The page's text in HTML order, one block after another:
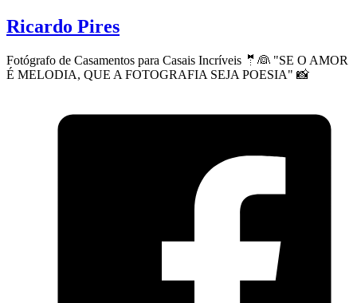
Ricardo Pires
Fotógrafo de Casamentos para Casais Incríveis 🤵👰 "SE O AMOR
É MELODIA, QUE A FOTOGRAFIA SEJA POESIA" 📸